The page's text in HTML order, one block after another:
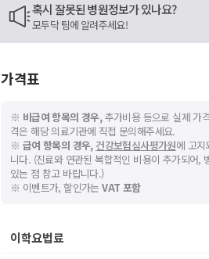
혹시 잘못된 병원정보가 있나요?
모두닥 팀에 알려주세요!
가격표
※ 비급여 항목의 경우,추가비용 등으로 실제 가
격은 해당 의료기관에 직접 문의해주세요.
※ 급여 항목의 경우, 건강보험심사평가원에 고지
니다. (진료와 연관된 복합적인 비용이 추가되어,
있는 점 참고 바랍니다.)
※ 이벤트가, 할인가는VAT 포함
이학요법료